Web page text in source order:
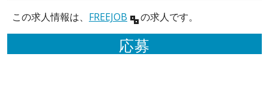
この求人情報は、 FREEJOB の求人です。
応募